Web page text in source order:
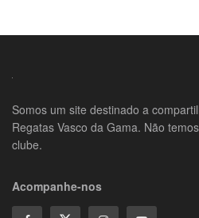
Somos um site destinado a
Regatas Vasco da Gama. Não
clube.
Acompanhe-nos